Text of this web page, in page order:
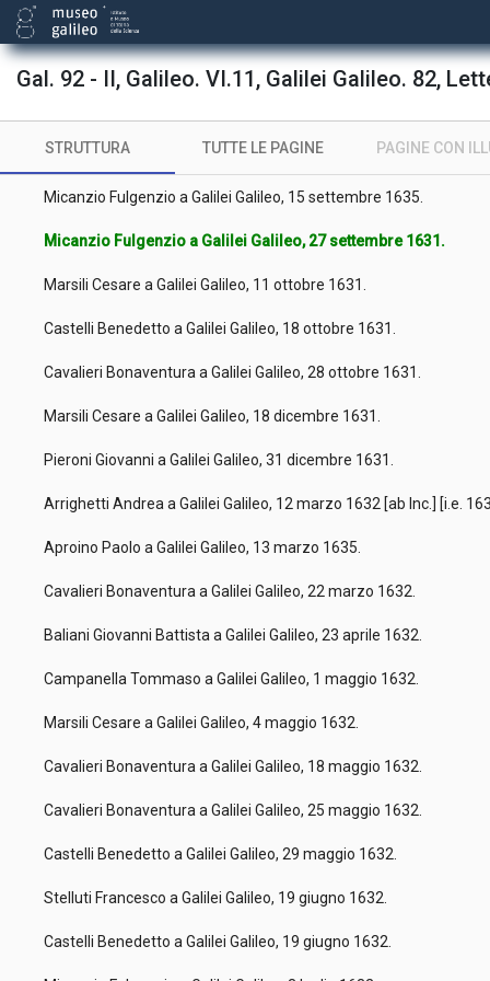
Gal. 92 - II, Galileo. VI.11, Galilei Galileo. 82,
STRUTTURA TUTTE LE PAGINE PAGINE CON
Buonamici Giovanni Francesco a Galilei Galileo, 28 giugno 1631.
Cavalieri Bonaventura a Galilei Galileo, 1 luglio 1631.
Cavalieri Bonaventura a Galilei Galileo, 9 settembre 1631.
Micanzio Fulgenzio a Galilei Galileo, 15 settembre 1635.
Micanzio Fulgenzio a Galilei Galileo, 27 settembre 1631.
Marsili Cesare a Galilei Galileo, 11 ottobre 1631.
Castelli Benedetto a Galilei Galileo, 18 ottobre 1631.
Cavalieri Bonaventura a Galilei Galileo, 28 ottobre 1631.
Marsili Cesare a Galilei Galileo, 18 dicembre 1631.
Pieroni Giovanni a Galilei Galileo, 31 dicembre 1631.
Arrighetti Andrea a Galilei Galileo, 12 marzo 1632 [ab Inc.] [i.e.
Aproino Paolo a Galilei Galileo, 13 marzo 1635.
Cavalieri Bonaventura a Galilei Galileo, 22 marzo 1632.
Baliani Giovanni Battista a Galilei Galileo, 23 aprile 1632.
Campanella Tommaso a Galilei Galileo, 1 maggio 1632.
Marsili Cesare a Galilei Galileo, 4 maggio 1632.
Cavalieri Bonaventura a Galilei Galileo, 18 maggio 1632.
Cavalieri Bonaventura a Galilei Galileo, 25 maggio 1632.
Castelli Benedetto a Galilei Galileo, 29 maggio 1632.
Stelluti Francesco a Galilei Galileo, 19 giugno 1632.
Castelli Benedetto a Galilei Galileo, 19 giugno 1632.